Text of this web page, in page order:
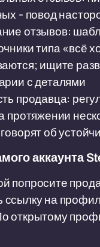
- повод
отзывов:
типа «всё
ищите
с деталями
продавца:
протяжении
об
аккаунта
попросите
ссылку на
открытому